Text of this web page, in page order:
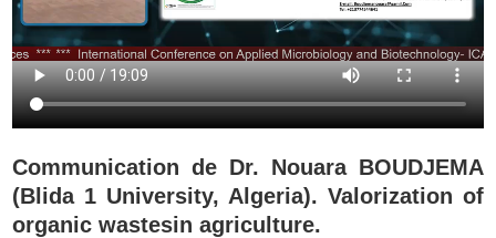
Communication de Dr. Nouara BOUDJEMA
(Blida 1 University, Algeria). Valorization of
organic wastesin agriculture.